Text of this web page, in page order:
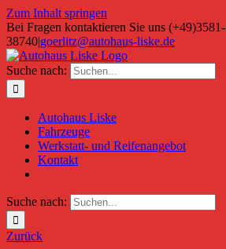
Zum Inhalt springen
Bei Fragen kontaktieren Sie uns (+49)3581-
38740|goerlitz@autohaus-liske.de
Suche nach:
Autohaus Liske
Fahrzeuge
Werkstatt- und Reifenangebot
Kontakt
Suche nach:
Zurück